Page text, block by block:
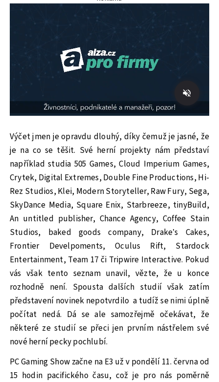
Výčet jmen je opravdu dlouhý, díky čemuž je jasné, že
je na co se těšit. Své herní projekty nám představí
například studia 505 Games, Cloud Imperium Games,
Crytek, Digital Extremes, Double Fine Productions, Hi-
Rez Studios, Klei, Modern Storyteller, Raw Fury, Sega,
SkyDance Media, Square Enix, Starbreeze, tinyBuild,
An untitled publisher, Chance Agency, Coffee Stain
Studios, baked goods company, Drake’s Cakes,
Frontier Develpoments, Oculus Rift, Stardock
Entertainment, Team 17 či Tripwire Interactive. Pokud
vás však tento seznam unavil, vězte, že u konce
rozhodně není. Spousta dalších studií však zatím
představení novinek nepotvrdilo a tudíž se nimi úplně
počítat nedá. Dá se ale samozřejmě očekávat, že
některé ze studií se přeci jen prvním nástřelem své
nové herní pecky pochlubí.
PC Gaming Show začne na E3 už v pondělí 11. června od
15 hodin pacifického času, což je pro nás poměrně